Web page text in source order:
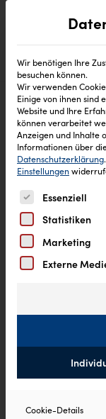
Wir benötigen Ihre
besuchen können.
Wir verwenden
Einige von ihnen sind
Website und Ihre
können verarbeitet
Anzeigen und Inhalte
Informationen über
Datenschutzerklärung.
Einstellungen
Es folgt eine
Essenziell
Statistiken
Marketing
Externe
Cookie-Details